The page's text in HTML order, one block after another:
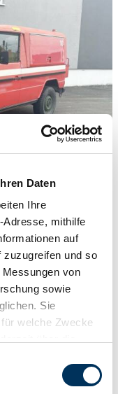
Daten
Ihre
Adresse, mithilfe
auf
zuzugreifen und so
von
sowie
Sie
welche Zwecke
(lang)